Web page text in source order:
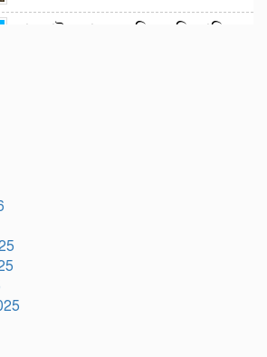
লামকাইন জামে মসজিদ মুন্সি ছাবির
সেক্রেটারী